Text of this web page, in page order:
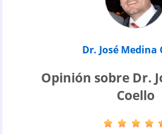
Dr. José Medina
Opinión sobre Dr.
Coello